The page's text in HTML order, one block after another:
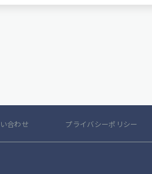
合わせ プライバシーポリシー